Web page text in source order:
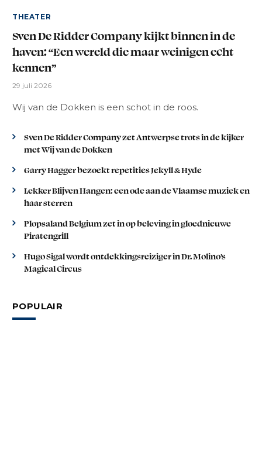
THEATER
Sven De Ridder Company kijkt binnen in de
haven: “Een wereld die maar weinigen echt
kennen”
29 juli 2026
Wij van de Dokken is een schot in de roos.
Sven De Ridder Company zet Antwerpse trots in de kijker
met Wij van de Dokken
Garry Hagger bezoekt repetities Jekyll & Hyde
Lekker Blijven Hangen: een ode aan de Vlaamse muziek en
haar sterren
Plopsaland Belgium zet in op beleving in gloednieuwe
Piratengrill
Hugo Sigal wordt ontdekkingsreiziger in Dr. Molino’s
Magical Circus
POPULAIR